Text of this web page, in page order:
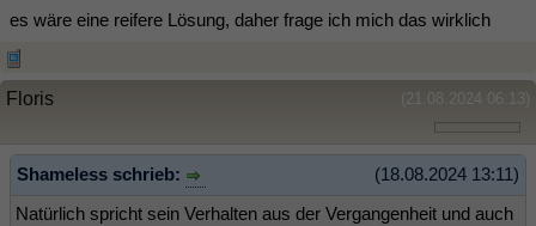
es wäre eine reifere Lösung, daher frage ich mich das wirklich
(21.08.2024 06:13)
Floris
(18.08.2024 13:11)
Shameless schrieb:
Natürlich spricht sein Verhalten aus der Vergangenheit und auch